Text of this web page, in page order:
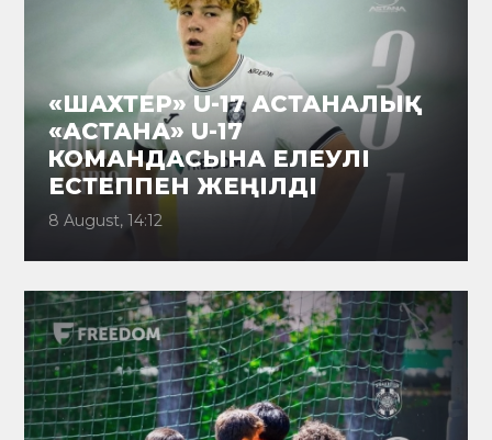
«ШАХТЕР» U-17 АСТАНАЛЫҚ
«АСТАНА» U-17
КОМАНДАСЫНА ЕЛЕУЛІ
ЕСТЕППЕН ЖЕҢІЛДІ
8 August, 14:12